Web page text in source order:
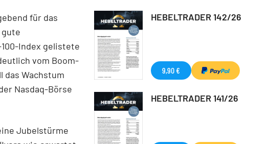
für das
Index gelistete
vom Boom-
das Wachstum
Nasdaq-Börse
Jubelstürme
HEBELTRADER 142/26
9,90 €
HEBELTRADER 141/26